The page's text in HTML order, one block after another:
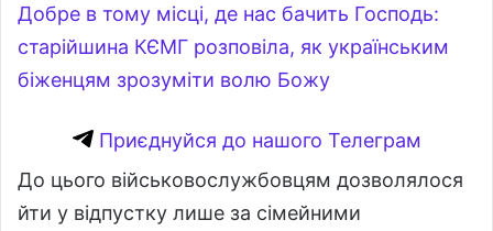
Добре в тому місці, де нас бачить Господь:
старійшина КЄМГ розповіла, як українським
біженцям зрозуміти волю Божу
Приєднуйся до нашого Телеграм
До цього військовослужбовцям дозволялося
йти у відпустку лише за сімейними